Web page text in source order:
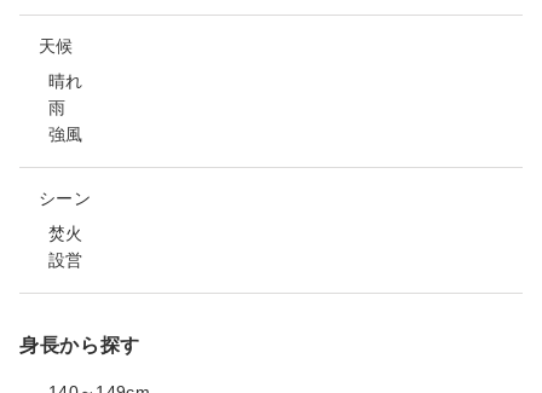
天候
晴れ
雨
強風
シーン
焚火
設営
身長から探す